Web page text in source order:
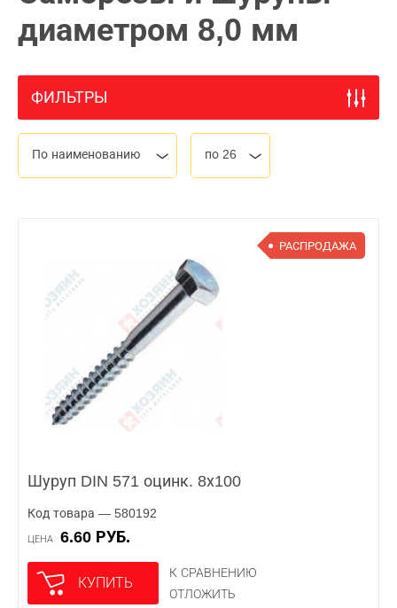
диаметром 8,0 мм
ФИЛЬТРЫ
По наименованию по 26
РАСПРОДАЖА
Шуруп DIN 571 оцинк. 8х100
Код товара — 580192
ЦЕНА 6.60 РУБ.
КУПИТЬ
К СРАВНЕНИЮ
ОТЛОЖИТЬ